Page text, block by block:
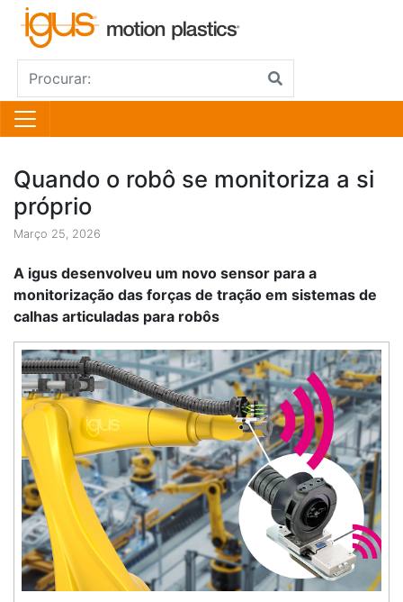
Quando o robô se monitoriza a si
próprio
Março 25, 2026
A igus desenvolveu um novo sensor para a
monitorização das forças de tração em sistemas de
calhas articuladas para robôs